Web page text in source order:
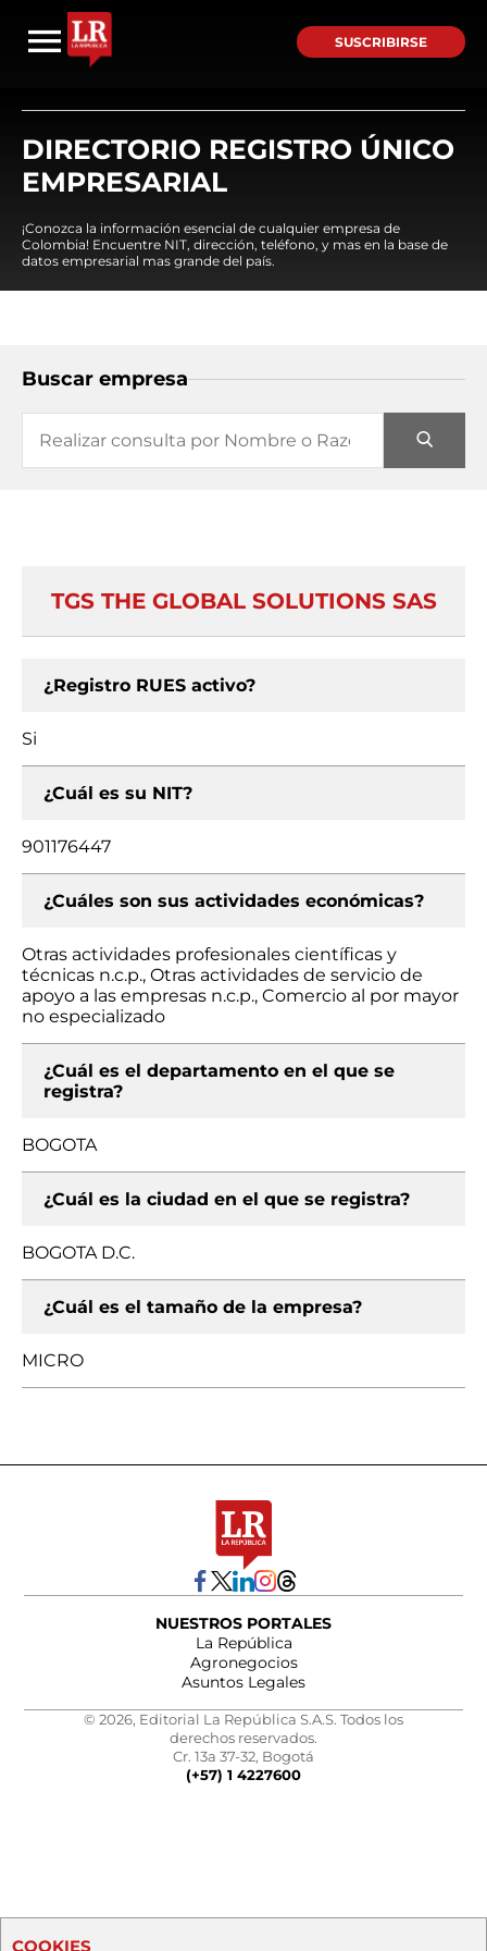
SUSCRIBIRSE
DIRECTORIO REGISTRO ÚNICO
EMPRESARIAL
¡Conozca la información esencial de cualquier empresa de
Colombia! Encuentre NIT, dirección, teléfono, y mas en la base de
datos empresarial mas grande del país.
Buscar empresa
TGS THE GLOBAL SOLUTIONS SAS
¿Registro RUES activo?
Si
¿Cuál es su NIT?
901176447
¿Cuáles son sus actividades económicas?
Otras actividades profesionales científicas y
técnicas n.c.p., Otras actividades de servicio de
apoyo a las empresas n.c.p., Comercio al por mayor
no especializado
¿Cuál es el departamento en el que se
registra?
BOGOTA
¿Cuál es la ciudad en el que se registra?
BOGOTA D.C.
¿Cuál es el tamaño de la empresa?
MICRO
NUESTROS PORTALES
La República
Agronegocios
Asuntos Legales
© 2026, Editorial La República S.A.S. Todos los
derechos reservados.
Cr. 13a 37-32, Bogotá
(+57) 1 4227600
COOKIES